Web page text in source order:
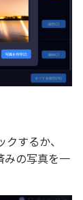
するか、
みの写真を一